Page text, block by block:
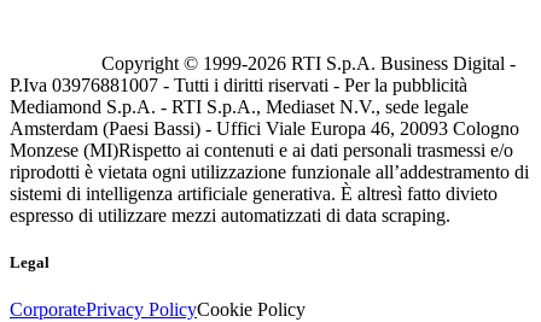
Copyright © 1999-2026 RTI S.p.A. Business Digital -
P.Iva 03976881007 - Tutti i diritti riservati - Per la pubblicità
Mediamond S.p.A. - RTI S.p.A., Mediaset N.V., sede legale
Amsterdam (Paesi Bassi) - Uffici Viale Europa 46, 20093 Cologno
Monzese (MI)Rispetto ai contenuti e ai dati personali trasmessi e/o
riprodotti è vietata ogni utilizzazione funzionale all’addestramento di
sistemi di intelligenza artificiale generativa. È altresì fatto divieto
espresso di utilizzare mezzi automatizzati di data scraping.
Legal
CorporatePrivacy PolicyCookie Policy